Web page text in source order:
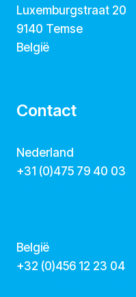
Luxemburgstraat 20
9140 Temse
België
Contact
Nederland
+31 (0)475 79 40 03
België
‭+32 (0)456 12 23 04‬